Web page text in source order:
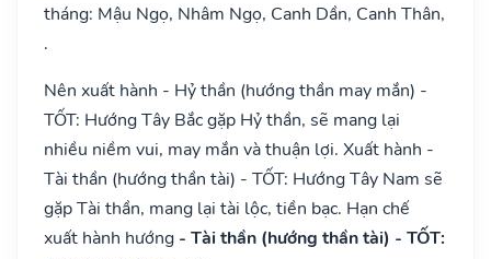
tháng: Mậu Ngọ, Nhâm Ngọ, Canh Dần, Canh Thân,
.
Nên xuất hành - Hỷ thần (hướng thần may mắn) -
TỐT: Hướng Tây Bắc gặp Hỷ thần, sẽ mang lại
nhiều niềm vui, may mắn và thuận lợi. Xuất hành -
Tài thần (hướng thần tài) - TỐT: Hướng Tây Nam sẽ
gặp Tài thần, mang lại tài lộc, tiền bạc. Hạn chế
xuất hành hướng - Tài thần (hướng thần tài) - TỐT: